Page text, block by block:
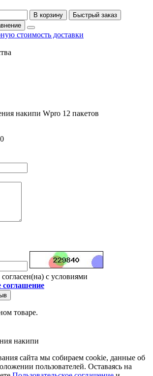
В корзину
Быстрый заказ
стоимость доставки
накипи Wpro 12 пакетов
с условиями
соглашение
товаре.
накипи
сайта мы собираем cookie, данные об
пользователей. Оставаясь на